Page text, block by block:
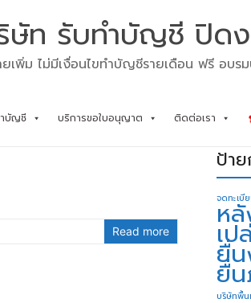
ษัท รับทำบัญชี ปิดง
เพิ่ม ไม่มีเงื่อนไขทำบัญชีรายเดือน ฟรี อบร
บัญชี บริการขอใบอนุญาต ติดต่อเรา
Read more
ป้า
จดทะเบี
ห
เ
ยื่
ยื่น
บริษัทพื้น